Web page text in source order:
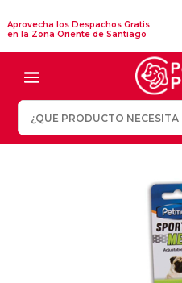
Aprovecha los Despachos Gratis
en la Zona Oriente de Santiago